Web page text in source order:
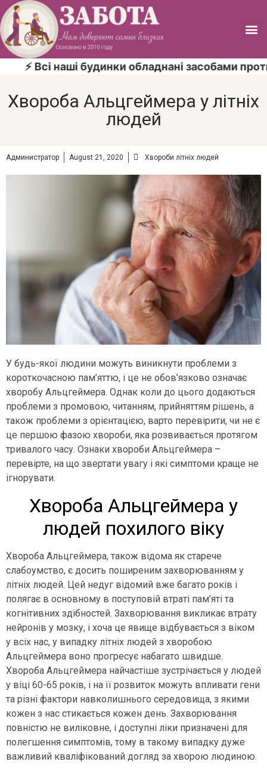
Всі наші будинки обладнані засобами
Хвороба Альцгеймера у літніх
людей
Администратор August 21, 2020 Хвороби літніх людей
У будь-якої людини можуть виникнути проблеми з
короткочасною пам’яттю, і це не обов’язково означає
хворобу Альцгеймера. Однак коли до цього додаються
проблеми з промовою, читанням, прийняттям рішень, а
також проблеми з орієнтацією, варто перевірити, чи не є
це першою фазою хвороби, яка розвивається протягом
тривалого часу. Ознаки хвороби Альцгеймера –
перевірте, на що звертати увагу і які симптоми краще не
ігнорувати.
Хвороба Альцгеймера у
людей похилого віку
Хвороба Альцгеймера, також відома як старече
слабоумство, є досить поширеним захворюванням у
літніх людей. Цей недуг відомий вже багато років і
полягає в основному в поступовій втраті пам’яті та
когнітивних здібностей. Захворювання викликає втрату
нейронів у мозку, і хоча це явище відбувається з віком
у всіх нас, у випадку літніх людей з хворобою
Альцгеймера воно прогресує набагато швидше.
Хвороба Альцгеймера найчастіше зустрічається у людей
у віці 60-65 років, і на її розвиток можуть впливати гени
та різні фактори навколишнього середовища, з якими
кожен з нас стикається кожен день. Захворювання
повністю не виліковне, і доступні ліки призначені для
полегшення симптомів, тому в такому випадку дуже
важливий кваліфікований догляд за хворою людиною.